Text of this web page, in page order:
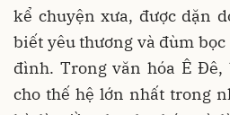
kể chuyện xưa, được dặn
biết yêu thương và đùm
đình. Trong văn hóa Ê
cho thế hệ lớn nhất trong